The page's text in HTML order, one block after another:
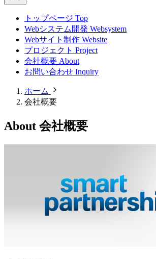
トップページ Top
Webシステム開発 Websystem
Webサイト制作 Website
プロジェクト Project
会社概要 About
お問い合わせ Inquiry
ホーム
会社概要
About 会社概要